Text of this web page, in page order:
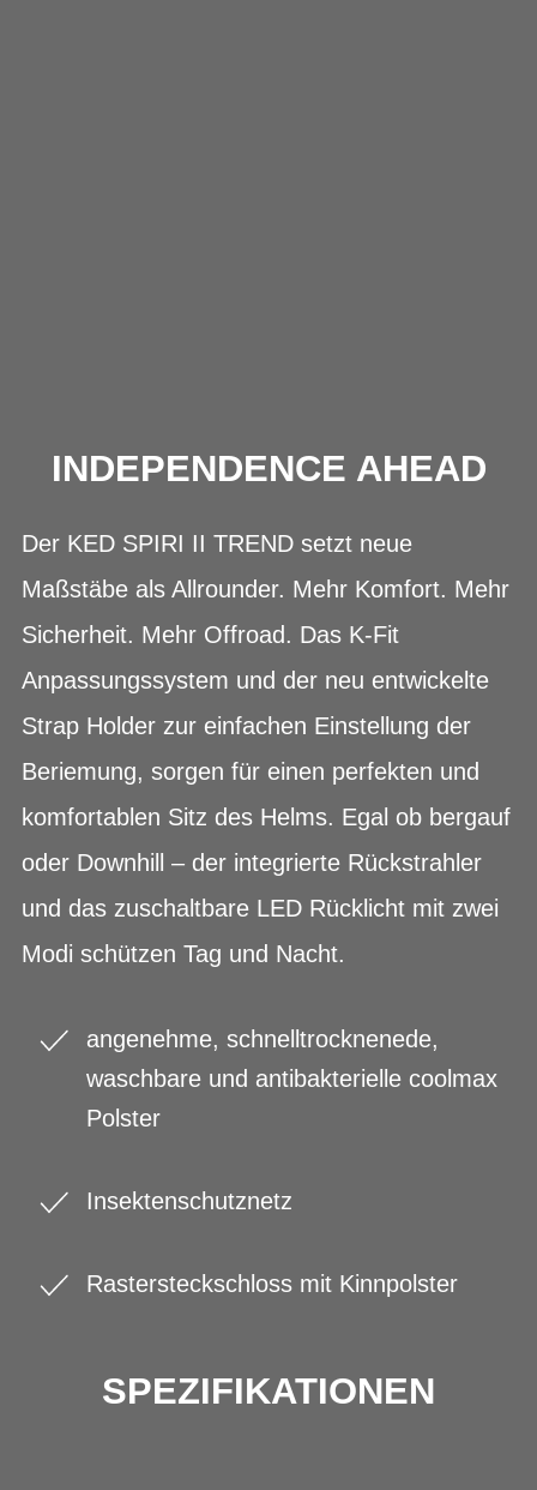
INDEPENDENCE AHEAD
Der KED SPIRI II TREND setzt neue
Maßstäbe als Allrounder. Mehr Komfort. Mehr
Sicherheit. Mehr Offroad. Das K-Fit
Anpassungssystem und der neu entwickelte
Strap Holder zur einfachen Einstellung der
Beriemung, sorgen für einen perfekten und
komfortablen Sitz des Helms. Egal ob bergauf
oder Downhill – der integrierte Rückstrahler
und das zuschaltbare LED Rücklicht mit zwei
Modi schützen Tag und Nacht.
angenehme, schnelltrocknenede,
waschbare und antibakterielle coolmax
Polster
Insektenschutznetz
Rastersteckschloss mit Kinnpolster
SPEZIFIKATIONEN